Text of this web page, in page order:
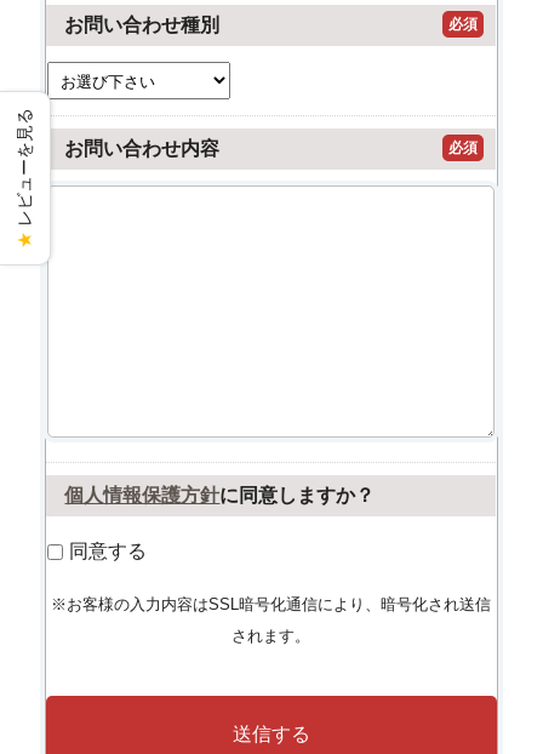
お問い合わせ種別 必須
お問い合わせ内容 必須
個人情報保護方針に同意しますか？
同意する
※お客様の入力内容はSSL暗号化通信により、暗号化され送信
されます。
★
レビューを見る